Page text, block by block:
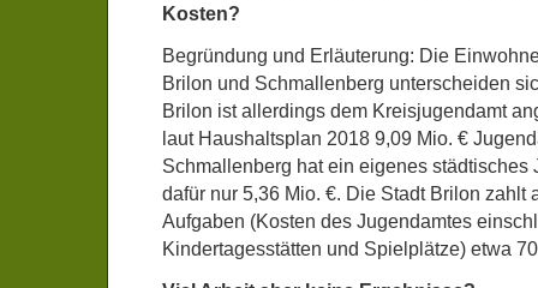
Kosten?
Begründung und Erläuterung: Die
Brilon und Schmallenberg unterscheiden
Brilon ist allerdings dem Kreisjugendamt
laut Haushaltsplan 2018 9,09 Mio. €
Schmallenberg hat ein eigenes städtisches
dafür nur 5,36 Mio. €. Die Stadt Brilon zahlt
Aufgaben (Kosten des Jugendamtes
Kindertagesstätten und Spielplätze) etwa